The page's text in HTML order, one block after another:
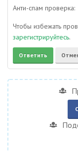
Анти-спам проверка:
Чтобы избежать
зарегистрируйтесь.